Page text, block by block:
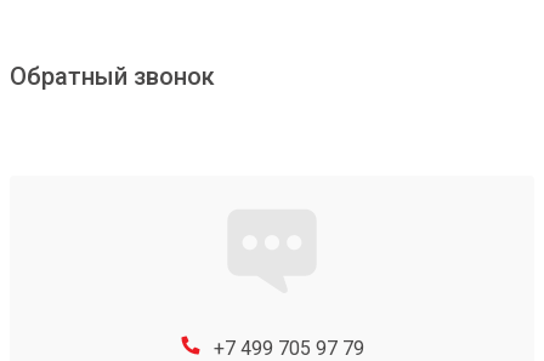
Обратный звонок
+7 499 705 97 79